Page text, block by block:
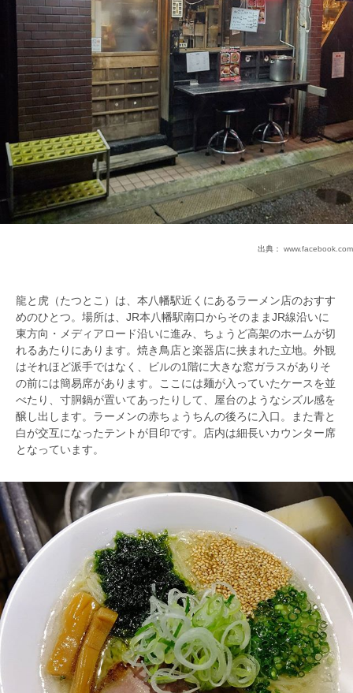
出典： www.facebook.com
龍と虎（たつとこ）は、本八幡駅近くにあるラーメン店のおすす
めのひとつ。場所は、JR本八幡駅南口からそのままJR線沿いに
東方向・メディアロード沿いに進み、ちょうど高架のホームが切
れるあたりにあります。焼き鳥店と楽器店に挟まれた立地。外観
はそれほど派手ではなく、ビルの1階に大きな窓ガラスがありそ
の前には簡易席があります。ここには麺が入っていたケースを並
べたり、寸胴鍋が置いてあったりして、屋台のようなシズル感を
醸し出します。ラーメンの赤ちょうちんの後ろに入口。また青と
白が交互になったテントが目印です。店内は細長いカウンター席
となっています。